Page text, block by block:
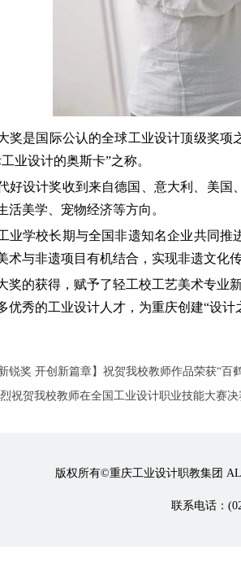
奖是国际公认的全球工业设计顶级奖项
业设计的奥斯卡”之称。
好设计奖收到来自德国、意大利、美
活美学、宠物经济等方向。
业学校长期与全国非遗知名企业共同
术与非遗项目有机结合，实现非遗文化
奖的获得，赋予了轻工校工艺美术专业
优秀的工业设计人才，为重庆创建“设
新锐奖 开创新篇章】祝贺我校教师作品荣获“百
祝贺我校教师在全国工业设计职业技能大赛
版权所有©重庆工业设计职教集团
联系电话：